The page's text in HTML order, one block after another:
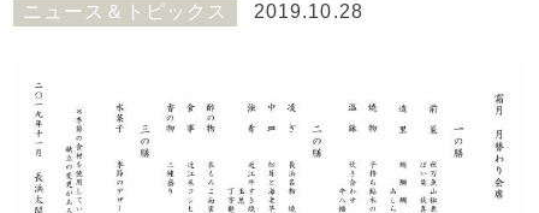
ニュース＆トピックス 2019.10.28